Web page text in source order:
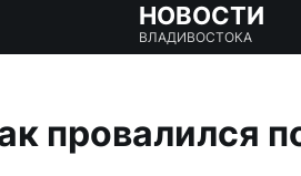
НОВОСТИ
ВЛАДИВОСТОКА
провалился